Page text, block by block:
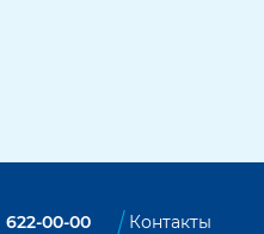
622-00-00
Контакты